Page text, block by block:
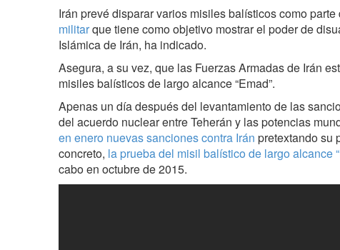
Irán prevé disparar varios misiles balísticos como parte
militarque tiene como objetivo mostrar el poder de
Islámica de Irán, ha indicado.
Asegura, a su vez, que las Fuerzas Armadas de Irán
misiles balísticos de largo alcance “Emad”.
Apenas un día después del levantamiento de las
del acuerdo nuclear entre Teherán y las potencias
en enero nuevas sanciones contra Irán pretextando su
concreto, la prueba del misil balístico de largo alcance
cabo en octubre de 2015.